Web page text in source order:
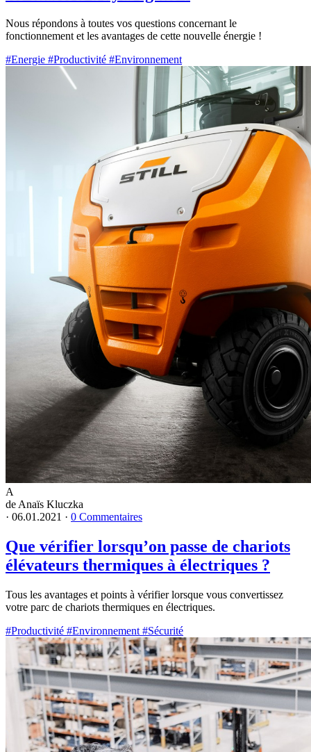
Nous répondons à toutes vos questions concernant le
fonctionnement et les avantages de cette nouvelle énergie !
#Energie #Productivité #Environnement
A
de Anaïs Kluczka
· 06.01.2021 · 0 Commentaires
Que vérifier lorsqu’on passe de chariots
élévateurs thermiques à électriques ?
Tous les avantages et points à vérifier lorsque vous convertissez
votre parc de chariots thermiques en électriques.
#Productivité #Environnement #Sécurité